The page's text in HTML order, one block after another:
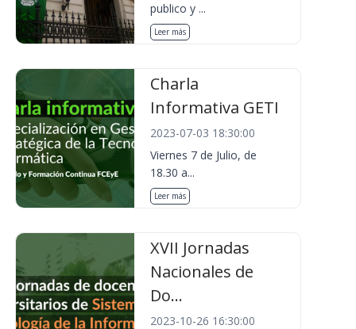
publico y ...
Leer más
Charla
Informativa GETI
2023-07-03 18:30:00
Viernes 7 de Julio, de
18.30 a...
Leer más
XVII Jornadas
Nacionales de
Do...
2023-10-26 16:30:00